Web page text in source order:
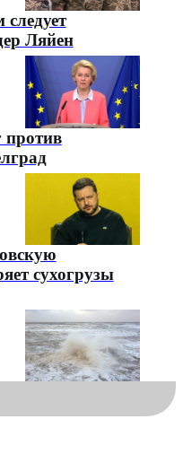
следует
Ляйен
против
сухогрузы